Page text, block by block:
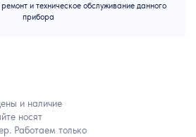
и техническое обслуживание данного
прибора
и наличие
носят
Работаем только